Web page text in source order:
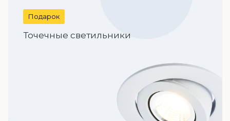
Подарок
Точечные светильники